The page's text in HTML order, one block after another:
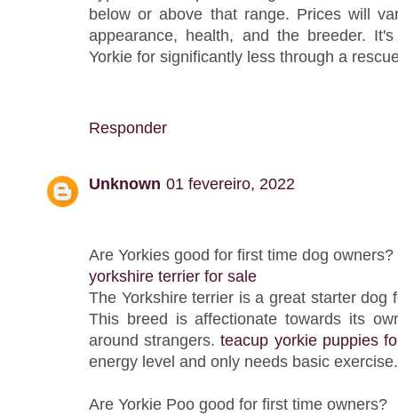
below or above that range. Prices will
appearance, health, and the breeder.
Yorkie for significantly less through a
Responder
Unknown 01 fevereiro, 2022
Are Yorkies good for first time dog owners?
yorkshire terrier for sale
The Yorkshire terrier is a great starter dog
This breed is affectionate towards its
around strangers.teacup yorkie puppies
energy level and only needs basic exercise.
Are Yorkie Poo good for first time owners?